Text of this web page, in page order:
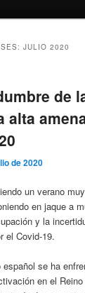
JULIO 2020
de
alta
de 2020
un verano
en jaque a
y la
el Covid-19.
se ha
en el